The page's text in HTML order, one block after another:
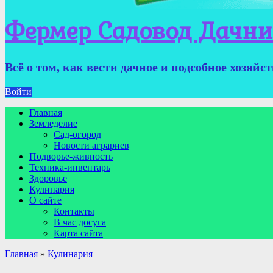
Фермер Садовод
Всё о том, как вести дачное и подсобное
Войти
Главная
Земледелие
Сад-огород
Новости аграриев
Подворье-живность
Техника-инвентарь
Здоровье
Кулинария
О сайте
Контакты
В час досуга
Карта сайта
Главная » Кулинария